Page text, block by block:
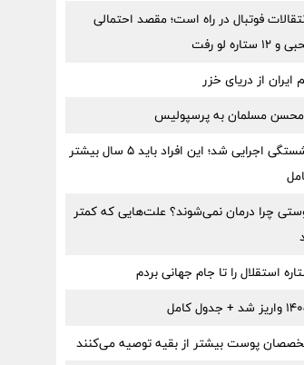
فوتبال در راه است؛ مقصد احتمالی
لو رفت
ایران از دریای خزر
مسلمان به پرسپولیس
شرط جدید بازنشستگی اجرایی شد؛ این افراد باید ۵ سال بیشتر
چرا درمان نمی‌شوند؟ علت‌هایی که کمتر
استقلال را تا جام جهانی بردم